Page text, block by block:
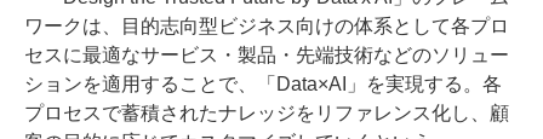
ワークは、目的志向型ビジネス向けの体系として各プロ
セスに最適なサービス・製品・先端技術などのソリュー
ションを適用することで、「Data×AI」を実現する。各
プロセスで蓄積されたナレッジをリファレンス化し、顧